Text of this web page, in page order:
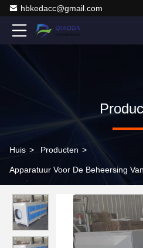
hbkedacc@gmail.com
Huis > Producten >
Apparatuur Voor De Beheersing
afvalgasbehandeling / kleine
koolstof